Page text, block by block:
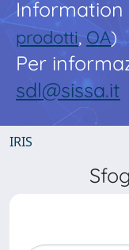
prodotti,OA)
Per
sdl@sissa.it
IRIS